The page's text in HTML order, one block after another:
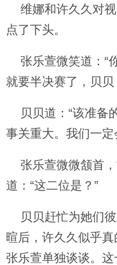
维娜和许久久对视
点了下头。
张乐萱微笑道：“
就要半决赛了，贝
贝贝道：“该准备
事关重大。我们一定
张乐萱微微颔首，
道：“这二位是？”
贝贝赶忙为她们彼
暄后，许久久似乎
张乐萱单独谈谈。